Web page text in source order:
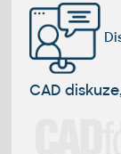
CAD